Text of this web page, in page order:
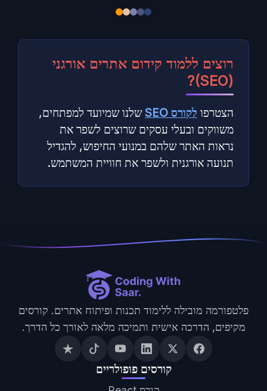
רוצים ללמוד קידום אתרים אורגני
(SEO)?
הצטרפו לקורס SEO שלנו שמיועד למפתחים,
משווקים ובעלי עסקים שרוצים לשפר את
נראות האתר שלהם במנועי החיפוש, להגדיל
תנועה אורגנית ולשפר את חוויית המשתמש.
פלטפורמה מובילה ללימוד תכנות ופיתוח אתרים. קורסים
מקיפים, הדרכה אישית ותמיכה מלאה לאורך כל הדרך.
קורסים פופולריים